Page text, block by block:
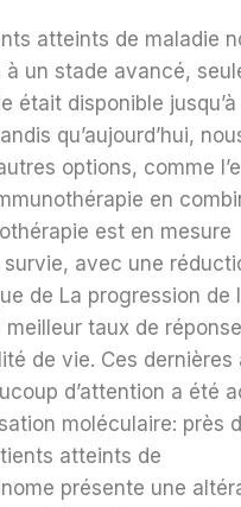
atteints de maladie
à un stade avancé,
était disponible jusqu’à
qu’aujourd’hui,
options, comme
en
est en mesure
survie, avec une
de La progression de
meilleur taux de
de vie. Ces dernières
d’attention a été
moléculaire: près
atteints de
présente une